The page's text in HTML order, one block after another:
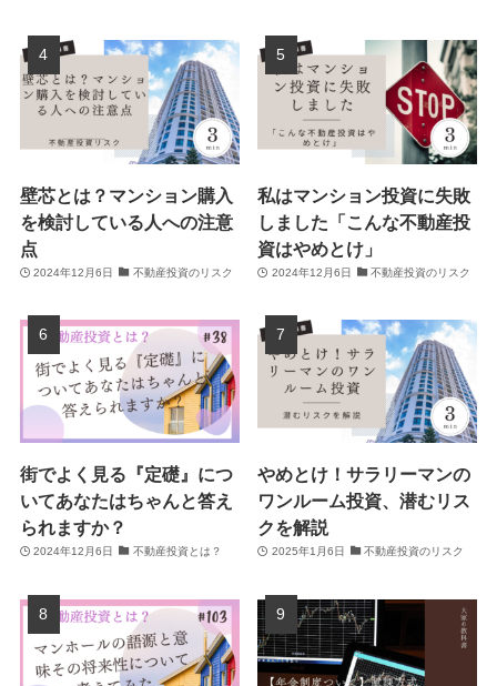
壁芯とは？マンション購入
を検討している人への注意
点
2024年12月6日 不動産投資のリスク
私はマンション投資に失敗
しました「こんな不動産投
資はやめとけ」
2024年12月6日 不動産投資のリスク
街でよく見る『定礎』につ
いてあなたはちゃんと答え
られますか？
2024年12月6日 不動産投資とは？
やめとけ！サラリーマンの
ワンルーム投資、潜むリス
クを解説
2025年1月6日 不動産投資のリスク